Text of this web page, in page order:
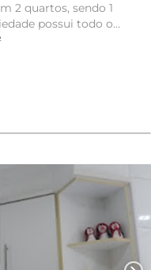
2 quartos, sendo 1
possui todo o